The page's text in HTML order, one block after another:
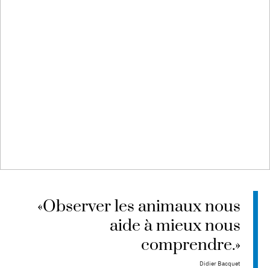
«Observer les animaux nous
aide à mieux nous
comprendre.»
Didier Bacquet